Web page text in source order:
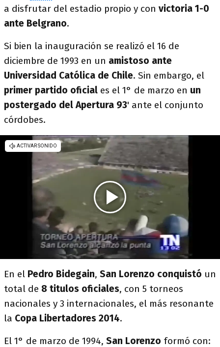
a disfrutar del estadio propio y con victoria 1-0
ante Belgrano.
Si bien la inauguración se realizó el 16 de
diciembre de 1993 en un amistoso ante
Universidad Católica de Chile. Sin embargo, el
primer partido oficial es el 1° de marzo en un
postergado del Apertura 93' ante el conjunto
córdobes.
En el Pedro Bidegain, San Lorenzo conquistó un
total de 8 titulos oficiales, con 5 torneos
nacionales y 3 internacionales, el más resonante
la Copa Libertadores 2014.
El 1° de marzo de 1994, San Lorenzo formó con: